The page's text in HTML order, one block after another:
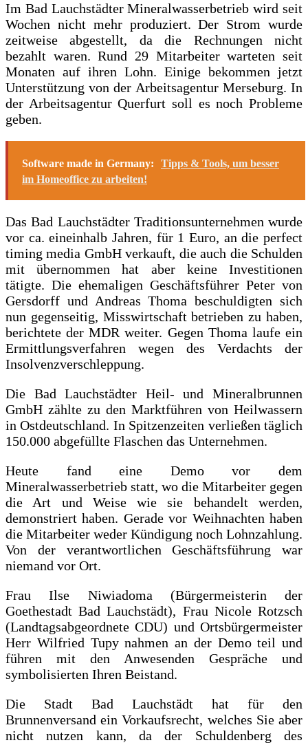
Im Bad Lauchstädter Mineralwasserbetrieb wird seit
Wochen nicht mehr produziert. Der Strom wurde
zeitweise abgestellt, da die Rechnungen nicht
bezahlt waren. Rund 29 Mitarbeiter warteten seit
Monaten auf ihren Lohn. Einige bekommen jetzt
Unterstützung von der Arbeitsagentur Merseburg. In
der Arbeitsagentur Querfurt soll es noch Probleme
geben.
Software made in Germany:
Tipps & Tools, um besser
im Homeoffice zu arbeiten!
Das Bad Lauchstädter Traditionsunternehmen wurde
vor ca. eineinhalb Jahren, für 1 Euro, an die perfect
timing media GmbH verkauft, die auch die Schulden
mit übernommen hat aber keine Investitionen
tätigte. Die ehemaligen Geschäftsführer Peter von
Gersdorff und Andreas Thoma beschuldigten sich
nun gegenseitig, Misswirtschaft betrieben zu haben,
berichtete der MDR weiter. Gegen Thoma laufe ein
Ermittlungsverfahren wegen des Verdachts der
Insolvenzverschleppung.
Die Bad Lauchstädter Heil- und Mineralbrunnen
GmbH zählte zu den Marktführen von Heilwassern
in Ostdeutschland. In Spitzenzeiten verließen täglich
150.000 abgefüllte Flaschen das Unternehmen.
Heute fand eine Demo vor dem
Mineralwasserbetrieb statt, wo die Mitarbeiter gegen
die Art und Weise wie sie behandelt werden,
demonstriert haben. Gerade vor Weihnachten haben
die Mitarbeiter weder Kündigung noch Lohnzahlung.
Von der verantwortlichen Geschäftsführung war
niemand vor Ort.
Frau Ilse Niwiadoma (Bürgermeisterin der
Goethestadt Bad Lauchstädt), Frau Nicole Rotzsch
(Landtagsabgeordnete CDU) und Ortsbürgermeister
Herr Wilfried Tupy nahmen an der Demo teil und
führen mit den Anwesenden Gespräche und
symbolisierten Ihren Beistand.
Die Stadt Bad Lauchstädt hat für den
Brunnenversand ein Vorkaufsrecht, welches Sie aber
nicht nutzen kann, da der Schuldenberg des